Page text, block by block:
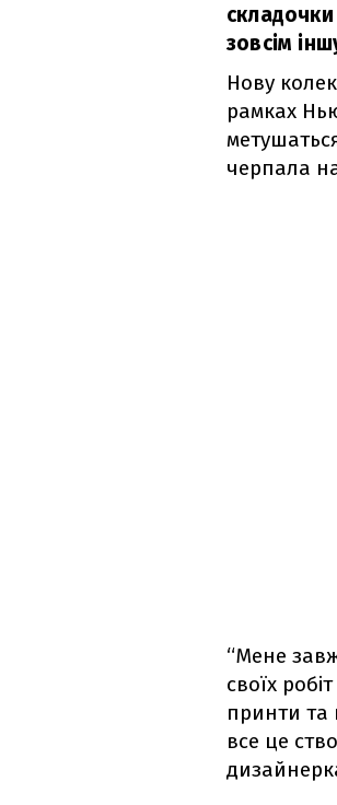
зовсім
Нову
рамках
черпала
“Мене
своїх
принти та
все це